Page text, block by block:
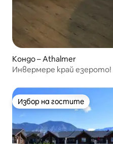
Кондо – Athalmer
Инвермере край езерото!
Избор на гостите
Избор на гостите